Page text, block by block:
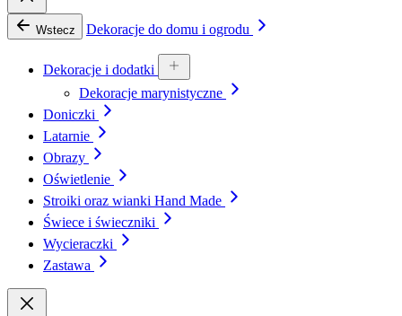
Wstecz Dekoracje do domu i ogrodu
Dekoracje i dodatki
Dekoracje marynistyczne
Doniczki
Latarnie
Obrazy
Oświetlenie
Stroiki oraz wianki Hand Made
Świece i świeczniki
Wycieraczki
Zastawa